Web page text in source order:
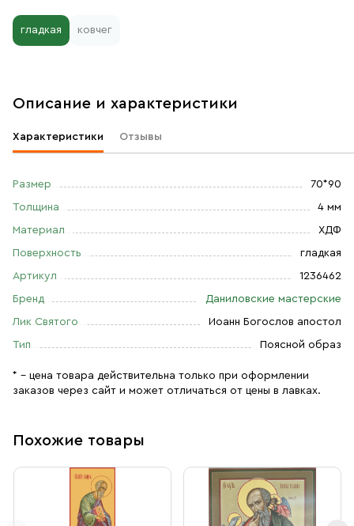
гладкая ковчег
Описание и характеристики
Характеристики Отзывы
Размер 70*90
Толщина 4 мм
Материал ХДФ
Поверхность гладкая
Артикул 1236462
Бренд Даниловские мастерские
Лик Святого Иоанн Богослов апостол
Тип Поясной образ
* – цена товара действительна только при оформлении
заказов через сайт и может отличаться от цены в лавках.
Похожие товары